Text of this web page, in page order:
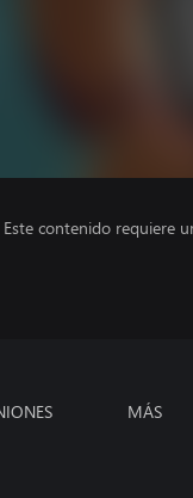
Este contenido requiere
MÁS